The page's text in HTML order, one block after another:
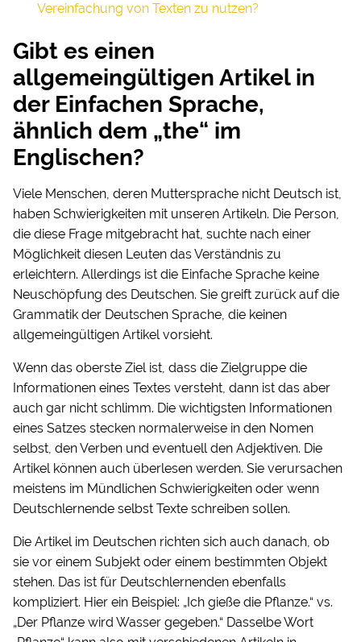
Vereinfachung von Texten zu nutzen?
Gibt es einen
allgemeingültigen Artikel in
der Einfachen Sprache,
ähnlich dem „the“ im
Englischen?
Viele Menschen, deren Muttersprache nicht Deutsch ist,
haben Schwierigkeiten mit unseren Artikeln. Die Person,
die diese Frage mitgebracht hat, suchte nach einer
Möglichkeit diesen Leuten das Verständnis zu
erleichtern. Allerdings ist die Einfache Sprache keine
Neuschöpfung des Deutschen. Sie greift zurück auf die
Grammatik der Deutschen Sprache, die keinen
allgemeingültigen Artikel vorsieht.
Wenn das oberste Ziel ist, dass die Zielgruppe die
Informationen eines Textes versteht, dann ist das aber
auch gar nicht schlimm. Die wichtigsten Informationen
eines Satzes stecken normalerweise in den Nomen
selbst, den Verben und eventuell den Adjektiven. Die
Artikel können auch überlesen werden. Sie verursachen
meistens im Mündlichen Schwierigkeiten oder wenn
Deutschlernende selbst Texte schreiben sollen.
Die Artikel im Deutschen richten sich auch danach, ob
sie vor einem Subjekt oder einem bestimmten Objekt
stehen. Das ist für Deutschlernenden ebenfalls
kompliziert. Hier ein Beispiel: „Ich gieße die Pflanze.“ vs.
„Der Pflanze wird Wasser gegeben.“ Dasselbe Wort